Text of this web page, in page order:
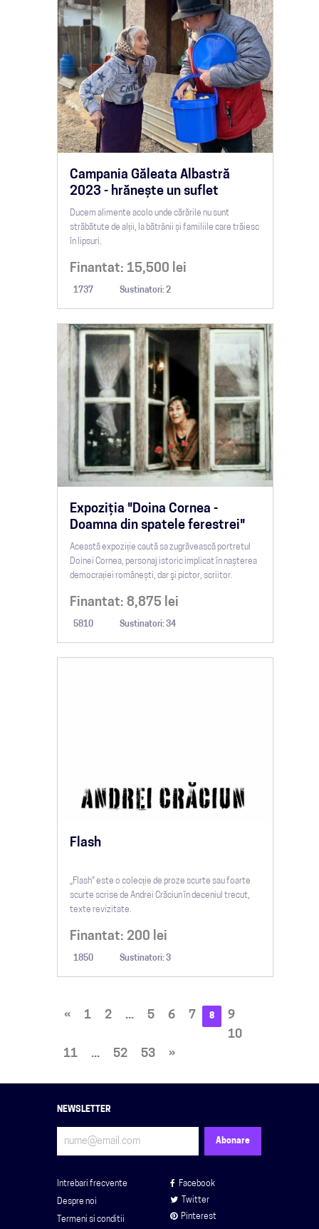
Campania Găleata Albastră
2023 - hrănește un suflet
Ducem alimente acolo unde cărările nu sunt
străbătute de alții, la bătrânii și familiile care trăiesc
în lipsuri.
Finantat: 15,500 lei
1737 Sustinatori: 2
Expoziţia "Doina Cornea -
Doamna din spatele ferestrei"
Această expoziție caută sa zugrăvească portretul
Doinei Cornea, personaj istoric implicat în nașterea
democrației românești, dar şi pictor, scriitor.
Finantat: 8,875 lei
5810 Sustinatori: 34
Flash
„Flash” este o colecție de proze scurte sau foarte
scurte scrise de Andrei Crăciun în deceniul trecut,
texte revizitate.
Finantat: 200 lei
1850 Sustinatori: 3
« 1 2 ... 5 6 7 8
9
10
11
... 52 53 »
NEWSLETTER
Intrebari frecvente
Despre noi
Termeni si conditii
Facebook
Twitter
Pinterest